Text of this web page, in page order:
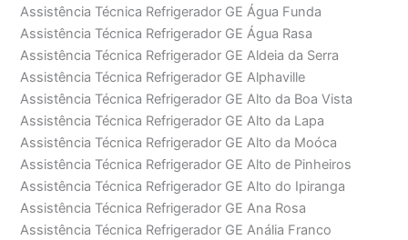
Assistência Técnica Refrigerador GE Água Funda
Assistência Técnica Refrigerador GE Água Rasa
Assistência Técnica Refrigerador GE Aldeia da Serra
Assistência Técnica Refrigerador GE Alphaville
Assistência Técnica Refrigerador GE Alto da Boa Vista
Assistência Técnica Refrigerador GE Alto da Lapa
Assistência Técnica Refrigerador GE Alto da Moóca
Assistência Técnica Refrigerador GE Alto de Pinheiros
Assistência Técnica Refrigerador GE Alto do Ipiranga
Assistência Técnica Refrigerador GE Ana Rosa
Assistência Técnica Refrigerador GE Anália Franco